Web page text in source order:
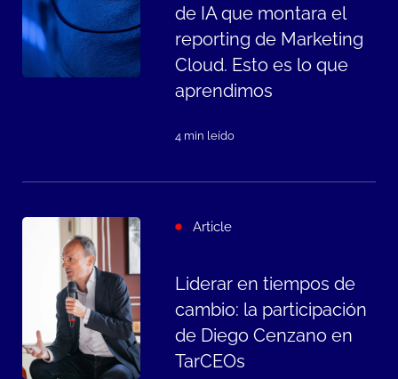
de IA que montara el
reporting de Marketing
Cloud. Esto es lo que
aprendimos
4 min leído
Article
Liderar en tiempos de
cambio: la participación
de Diego Cenzano en
TarCEOs